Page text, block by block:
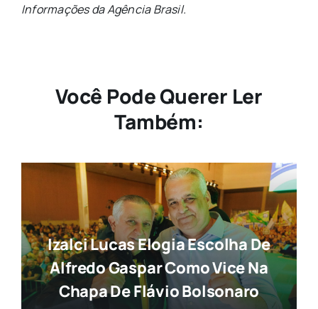
Informações da Agência Brasil.
Você Pode Querer Ler
Também:
Izalci Lucas Elogia Escolha De
Alfredo Gaspar Como Vice Na
Chapa De Flávio Bolsonaro